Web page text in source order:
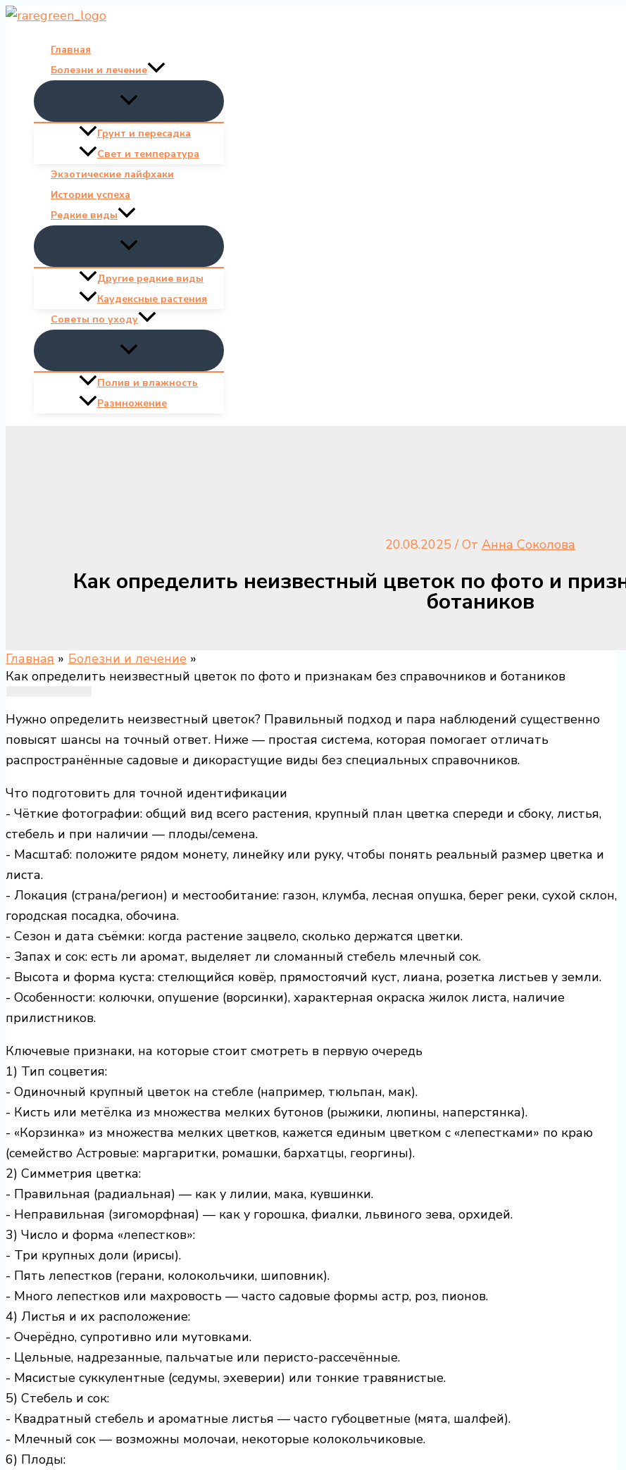
Перейти
содержимому
Главная
Болезни и лечение
Грунт и пересадка
Свет и температура
Экзотические лайфхаки
Истории успеха
Редкие виды
Другие редкие виды
Каудексные растения
Советы по уходу
Полив и влажность
Размножение
20.08.2025/ От Анна Соколова
Как определить неизвестный цветок по фото и
ботаников
Главная
Болезни и лечение
Как определить неизвестный цветок по фото и признакам без справочников и ботаников
Нужно определить неизвестный цветок? Правильный подход и пара наблюдений существенно
повысят шансы на точный ответ. Ниже — простая система, которая помогает отличать
распространённые садовые и дикорастущие виды без специальных справочников.
Что подготовить для точной идентификации
- Чёткие фотографии: общий вид всего растения, крупный план цветка спереди и сбоку, листья,
стебель и при наличии — плоды/семена.
- Масштаб: положите рядом монету, линейку или руку, чтобы понять реальный размер цветка и
листа.
- Локация (страна/регион) и местообитание: газон, клумба, лесная опушка, берег реки, сухой склон,
городская посадка, обочина.
- Сезон и дата съёмки: когда растение зацвело, сколько держатся цветки.
- Запах и сок: есть ли аромат, выделяет ли сломанный стебель млечный сок.
- Высота и форма куста: стелющийся ковёр, прямостоячий куст, лиана, розетка листьев у земли.
- Особенности: колючки, опушение (ворсинки), характерная окраска жилок листа, наличие
прилистников.
Ключевые признаки, на которые стоит смотреть в первую очередь
1) Тип соцветия:
- Одиночный крупный цветок на стебле (например, тюльпан, мак).
- Кисть или метёлка из множества мелких бутонов (рыжики, люпины, наперстянка).
- «Корзинка» из множества мелких цветков, кажется единым цветком с «лепестками» по краю
(семейство Астровые: маргаритки, ромашки, бархатцы, георгины).
2) Симметрия цветка:
- Правильная (радиальная) — как у лилии, мака, кувшинки.
- Неправильная (зигоморфная) — как у горошка, фиалки, львиного зева, орхидей.
3) Число и форма «лепестков»:
- Три крупных доли (ирисы).
- Пять лепестков (герани, колокольчики, шиповник).
- Много лепестков или махровость — часто садовые формы астр, роз, пионов.
4) Листья и их расположение:
- Очерёдно, супротивно или мутовками.
- Цельные, надрезанные, пальчатые или перисто-рассечённые.
- Мясистые суккулентные (седумы, эхеверии) или тонкие травянистые.
5) Стебель и сок:
- Квадратный стебель и ароматные листья — часто губоцветные (мята, шалфей).
- Млечный сок — возможны молочаи, некоторые колокольчиковые.
6) Плоды: